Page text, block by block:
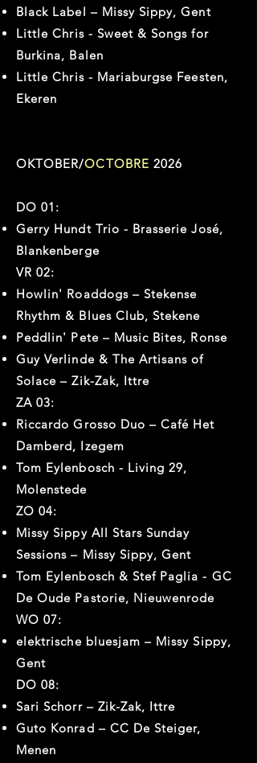
Black Label – Missy Sippy, Gent
Little Chris - Sweet & Songs for
Burkina, Balen
Little Chris - Mariaburgse Feesten,
Ekeren
OKTOBER/OCTOBRE 2026
DO 01:
Gerry Hundt Trio - Brasserie José,
Blankenberge
VR 02:
Howlin' Roaddogs – Stekense
Rhythm & Blues Club, Stekene
Peddlin' Pete – Music Bites, Ronse
Guy Verlinde & The Artisans of
Solace – Zik-Zak, Ittre
ZA 03:
Riccardo Grosso Duo – Café Het
Damberd, Izegem
Tom Eylenbosch - Living 29,
Molenstede
ZO 04:
Missy Sippy All Stars Sunday
Sessions – Missy Sippy, Gent
Tom Eylenbosch & Stef Paglia - GC
De Oude Pastorie, Nieuwenrode
WO 07:
elektrische bluesjam – Missy Sippy,
Gent
DO 08:
Sari Schorr – Zik-Zak, Ittre
Guto Konrad – CC De Steiger,
Menen